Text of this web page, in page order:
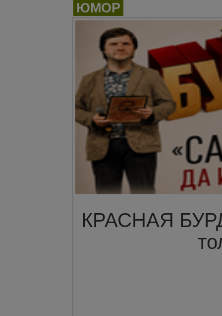
ЮМОР
КРАСНАЯ